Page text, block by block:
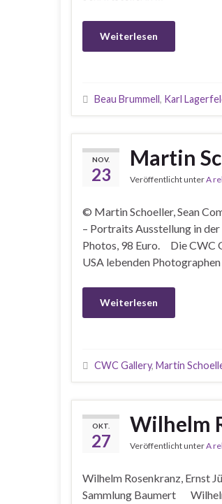
Weiterlesen
Beau Brummell, Karl
NOV.
23
Martin
Veröffentlicht unterA
© Martin Schoeller, Sean
– Portraits Ausstellung in
Photos, 98 Euro. Die CWC
USA lebenden
Weiterlesen
CWC Gallery, Martin
OKT.
27
Wilhelm
Veröffentlicht unterA
Wilhelm Rosenkranz, Ernst
Sammlung Baumert